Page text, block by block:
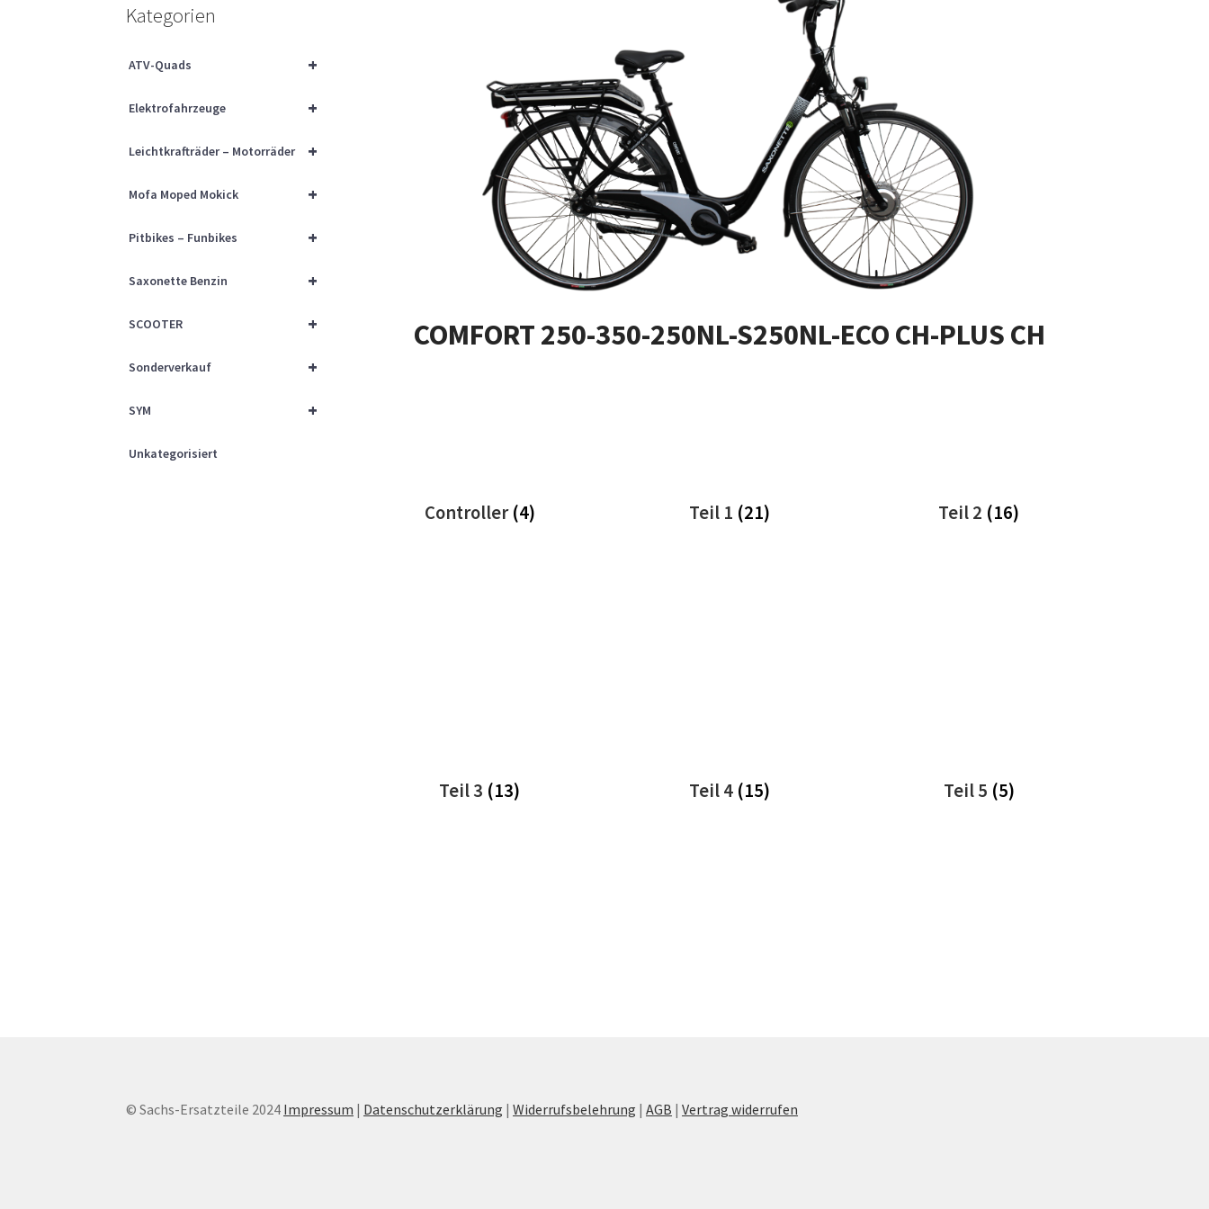
COMFORT 250-350-250NL-S250NL-ECO CH-PLUS CH
Controller(4) Teil 1 (21) Teil 2 (16)
Teil 3 (13) Teil 4 (15) Teil 5 (5)
Kategorien
+
ATV-Quads
+
Elektrofahrzeuge
+
Leichtkrafträder – Motorräder
+
Mofa Moped Mokick
+
Pitbikes – Funbikes
+
Saxonette Benzin
+
SCOOTER
+
Sonderverkauf
+
SYM
Unkategorisiert
© Sachs-Ersatzteile 2024 Impressum | Datenschutzerklärung |Widerrufsbelehrung |AGB |Vertrag widerrufen